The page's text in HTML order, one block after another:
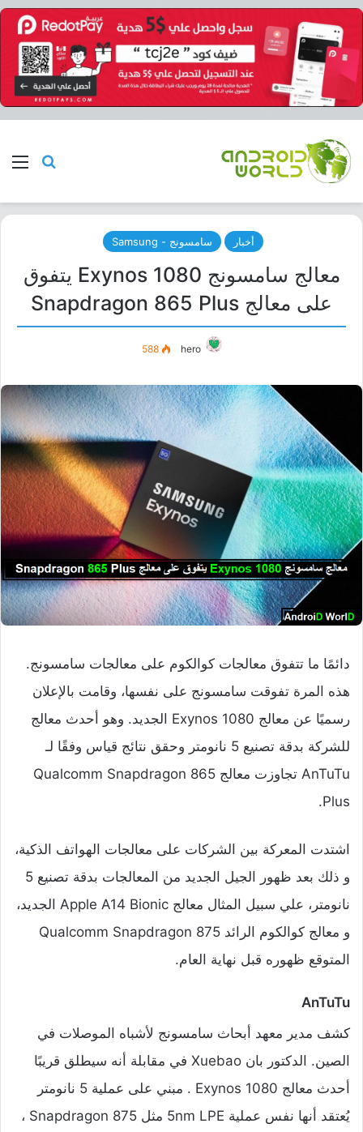
بحث
أخبار سامسونج - Samsung
معالج سامسونج Exynos 1080 يتفوق
على معالج Snapdragon 865 Plus
hero
588
دائمًا ما تتفوق معالجات كوالكوم على معالجات سامسونج.
هذه المرة تفوقت سامسونج على نفسها، وقامت بالإعلان
رسميًا عن معالج Exynos 1080 الجديد. وهو أحدث معالج
للشركة بدقة تصنيع 5 نانومتر وحقق نتائج قياس وفقًا لـ
AnTuTu تجاوزت معالج Qualcomm Snapdragon 865
Plus.
اشتدت المعركة بين الشركات على معالجات الهواتف الذكية،
و ذلك بعد ظهور الجيل الجديد من المعالجات بدقة تصنيع 5
نانومتر، علي سبيل المثال معالج Apple A14 Bionic الجديد،
و معالج كوالكوم الرائد Qualcomm Snapdragon 875
المتوقع ظهوره قبل نهاية العام.
AnTuTu
كشف مدير معهد أبحاث سامسونج لأشباه الموصلات في
الصين. الدكتور بان Xuebao في مقابلة أنه سيطلق قريبًا
أحدث معالج Exynos 1080 . مبني على عملية 5 نانومتر
يُعتقد أنها نفس عملية 5nm LPE مثل Snapdragon 875 ،